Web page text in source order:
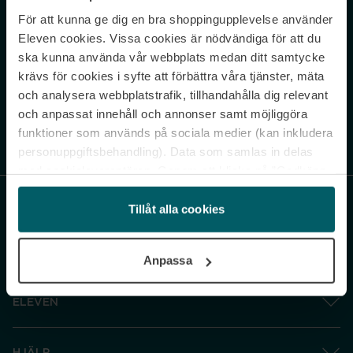
För att kunna ge dig en bra shoppingupplevelse använder
Eleven cookies. Vissa cookies är nödvändiga för att du
ska kunna använda vår webbplats medan ditt samtycke
krävs för cookies i syfte att förbättra våra tjänster, mäta
och analysera webbplatstrafik, tillhandahålla dig relevant
och anpassat innehåll och annonser samt möjliggöra
funktioner som används på sociala medier (kan inkludera
personuppgiftsbehandling). Data som samlas in delas
och gå vidare” accepterar du samtliga cookies medan du
under ”Inställningar” kan anpassa användningen av
cookies. Du kan återkalla ditt samtycke när som helst.
Tillåt alla cookies
Anpassa
Never miss a beat.
Sign up to our newsletter.
Genom att prenumerera accepterar du vår Integritetspolicy. Avprenumerera
ELEVEN